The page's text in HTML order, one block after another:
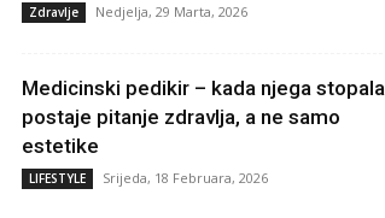
Zdravlje Nedjelja, 29 Marta, 2026
Medicinski pedikir – kada njega stopala
postaje pitanje zdravlja, a ne samo
estetike
LIFESTYLE Srijeda, 18 Februara, 2026